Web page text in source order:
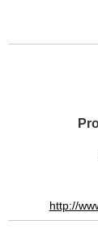
http://